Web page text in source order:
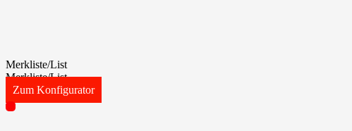
Merkliste/List
Merkliste/List
Zum Konfigurator